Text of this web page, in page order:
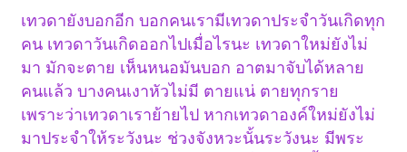
เทวดายังบอกอีก บอกคนเรามีเทวดาประจำวันเกิดทุก
คน เทวดาวันเกิดออกไปเมื่อไรนะ เทวดาใหม่ยังไม่
มา มักจะตาย เห็นหนอมันบอก อาตมาจับได้หลาย
คนแล้ว บางคนเงาหัวไม่มี ตายแน่ ตายทุกราย
เพราะว่าเทวดาเราย้ายไป หากเทวดาองค์ใหม่ยังไม่
มาประจำให้ระวังนะ ช่วงจังหวะนั้นระวังนะ มีพระ